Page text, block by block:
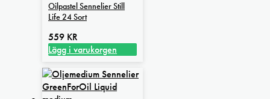
Oilpastel Sennelier Still
Life 24 Sort
559 KR
Lägg i varukorgen